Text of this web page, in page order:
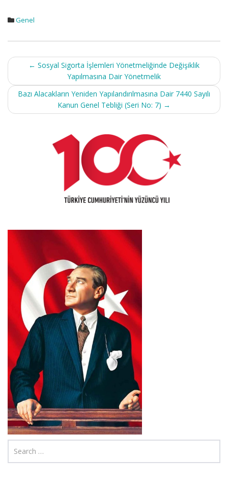
Genel
Post
navigation
← Sosyal Sigorta İşlemleri Yönetmeliğinde Değişiklik
Yapılmasına Dair Yönetmelik
Bazı Alacakların Yeniden Yapılandırılmasına Dair 7440 Sayılı
Kanun Genel Tebliği (Seri No: 7) →